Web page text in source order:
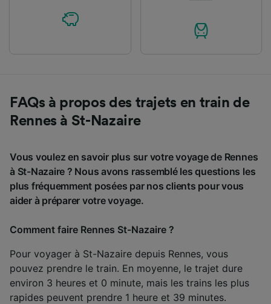
FAQs à propos des trajets en train de
Rennes à St-Nazaire
Vous voulez en savoir plus sur votre voyage de Rennes
à St-Nazaire ? Nous avons rassemblé les questions les
plus fréquemment posées par nos clients pour vous
aider à préparer votre voyage.
Comment faire Rennes St-Nazaire ?
Pour voyager à St-Nazaire depuis Rennes, vous
pouvez prendre le train. En moyenne, le trajet dure
environ 3 heures et 0 minute, mais les trains les plus
rapides peuvent prendre 1 heure et 39 minutes.